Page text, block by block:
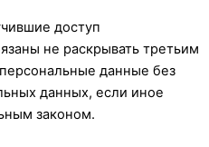
доступ
не раскрывать третьим
данные без
данных, если иное
законом.